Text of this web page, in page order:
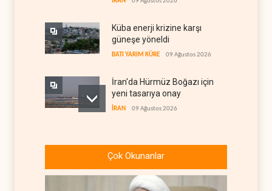
Küba enerji krizine karşı
güneşe yöneldi
BATI YARIM KÜRE 09 Ağustos 2026
İran'da Hürmüz Boğazı için
yeni tasarıya onay
İRAN 09 Ağustos 2026
açılırsa İran savaşını
bitirmeye hazır
Çok Okunanlar